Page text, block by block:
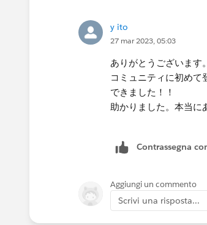
y ito
27 mar 2023, 05:03
ありがとうございます。
コミュニティに初めて
できました！！
助かりました。本当に
Contrassegna
Aggiungi un commento
Scrivi una risposta...